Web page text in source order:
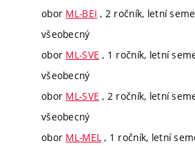
obor ML-BEI , 2 ročník, letní
všeobecný
obor ML-SVE , 1 ročník, letní
všeobecný
obor ML-SVE , 2 ročník, letní
všeobecný
obor ML-MEL , 1 ročník, letní